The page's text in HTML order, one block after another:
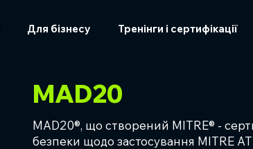
Для бізнесу Тренінги і сертифікації
MAD20
MAD20®, що створений MITRE® -
безпеки щодо застосування MITRE